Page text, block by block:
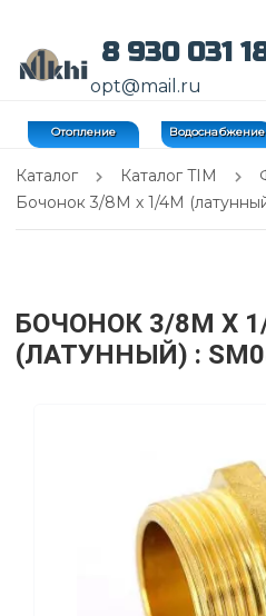
8 930 031
opt@mail.ru
Отопление Водоснабжение
Каталог Каталог TIM
Бочонок 3/8M х 1/4M
БОЧОНОК 3/8M Х
(ЛАТУННЫЙ) :